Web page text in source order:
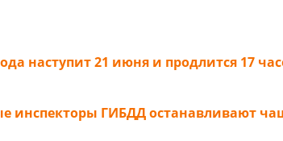
наступит 21 июня и продлится 17
инспекторы ГИБДД останавливают